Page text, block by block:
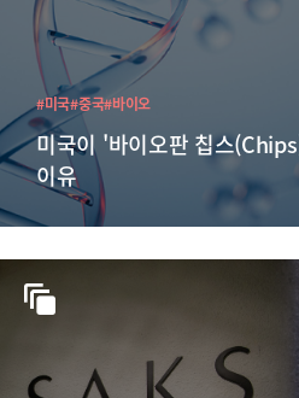
미국이 '바이오판 칩스
이유
#미국#중국#바이오